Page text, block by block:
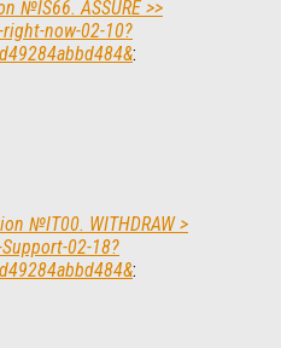
№IS66. ASSURE >>
now-02-10?
:
№IT00. WITHDRAW >
02-18?
: